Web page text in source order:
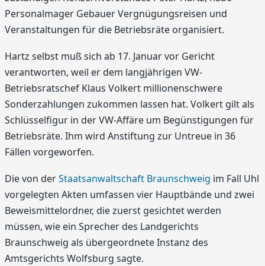
Personalmager Gebauer Vergnügungsreisen und
Veranstaltungen für die Betriebsräte organisiert.
Hartz selbst muß sich ab 17. Januar vor Gericht
verantworten, weil er dem langjährigen VW-
Betriebsratschef Klaus Volkert millionenschwere
Sonderzahlungen zukommen lassen hat. Volkert gilt als
Schlüsselfigur in der VW-Affäre um Begünstigungen für
Betriebsräte. Ihm wird Anstiftung zur Untreue in 36
Fällen vorgeworfen.
Die von derStaatsanwaltschaft Braunschweig im Fall Uhl
vorgelegten Akten umfassen vier Hauptbände und zwei
Beweismittelordner, die zuerst gesichtet werden
müssen, wie ein Sprecher des Landgerichts
Braunschweig als übergeordnete Instanz des
Amtsgerichts Wolfsburg sagte.